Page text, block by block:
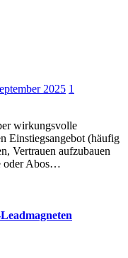
2025 1
Einstiegsangebot (häufig
Vertrauen aufzubauen
o‬der Abos…